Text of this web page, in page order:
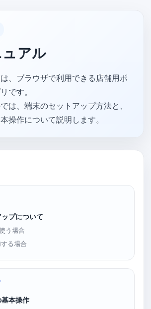
アル
、ブラウザで利用できる店舗用ポ
です。
は、端末のセットアップ方法と、
操作について説明します。
プについて
う場合
る場合
基本操作